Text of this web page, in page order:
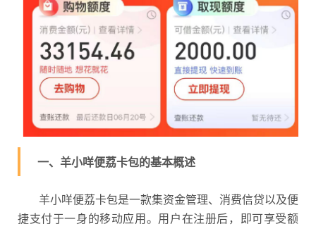
一、羊小咩便荔卡包的基本概述
羊小咩便荔卡包是一款集资金管理、消费信贷以及便
捷支付于一身的移动应用。用户在注册后，即可享受额